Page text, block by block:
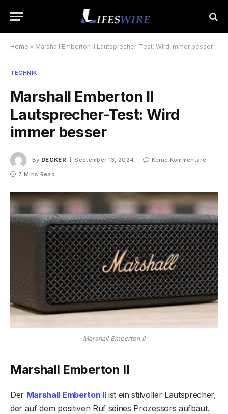
Home » Marshall Emberton II Lautsprecher-Test: Wird immer besser
TECHNIK
Marshall Emberton II
Lautsprecher-Test: Wird
immer besser
By DECKER September 13, 2024
Keine Kommentare
7 Mins Read
Marshall Emberton II
Marshall Emberton II
Der Marshall Emberton IIist ein stilvoller Lautsprecher,
der auf dem positiven Ruf seines Prozessors aufbaut.